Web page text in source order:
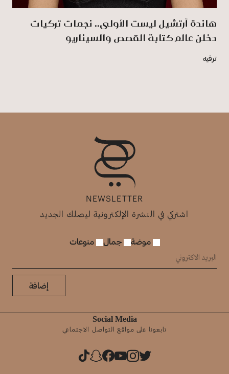
هاندة أرتشيل ليست الأولى.. نجمات تركيات
دخلن عالم كتابة القصص والسيناريو
ترفيه
NEWSLETTER
اشتركي في النشرة الإلكترونية ليصلك الجديد
موضة جمال منوعات
إضافة
Social Media
تابعونا على مواقع التواصل الاجتماعي